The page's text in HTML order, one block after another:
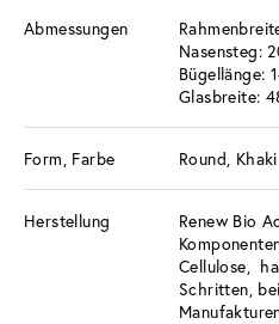
Abmessungen
Nasensteg:
Bügellänge:
Glasbreite:
Form, Farbe Round, Khaki
Herstellung
Renew Bio
Cellulose,
Schritten,